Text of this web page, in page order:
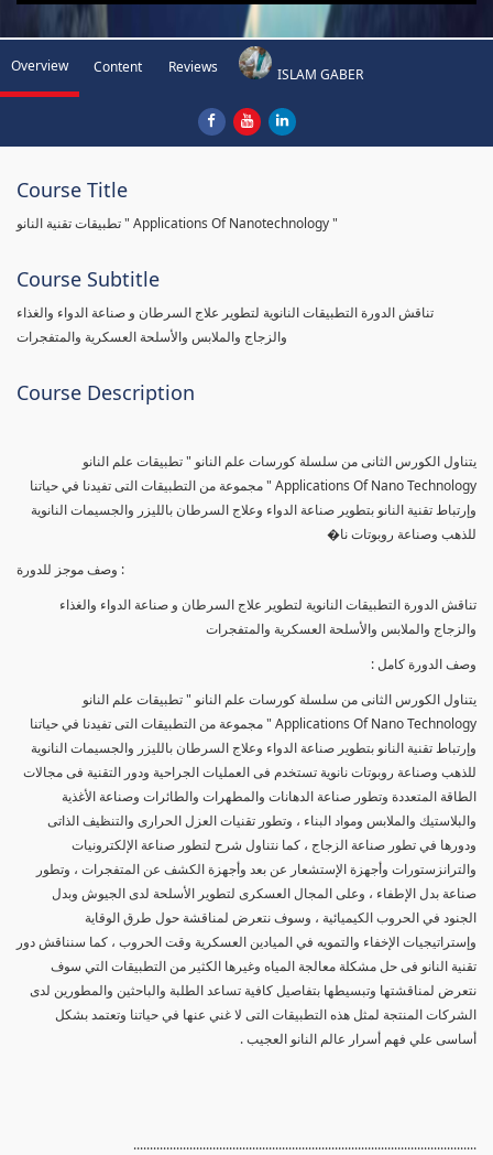
Overview Content Reviews ISLAM GABER
Course Title
تطبيقات تقنية النانو " Applications Of Nanotechnology "
Course Subtitle
تناقش الدورة التطبيقات النانوية لتطوير علاج السرطان و صناعة الدواء والغذاء
والزجاج والملابس والأسلحة العسكرية والمتفجرات
Course Description
يتناول الكورس الثانى من سلسلة كورسات علم النانو " تطبيقات علم النانو
Applications Of Nano Technology " مجموعة من التطبيقات التى تفيدنا في حياتنا
وإرتباط تقنية النانو بتطوير صناعة الدواء وعلاج السرطان بالليزر والجسيمات النانوية
للذهب وصناعة روبوتات نا�
وصف موجز للدورة :
تناقش الدورة التطبيقات النانوية لتطوير علاج السرطان و صناعة الدواء والغذاء
والزجاج والملابس والأسلحة العسكرية والمتفجرات
وصف الدورة كامل :
يتناول الكورس الثانى من سلسلة كورسات علم النانو " تطبيقات علم النانو
Applications Of Nano Technology " مجموعة من التطبيقات التى تفيدنا في حياتنا
وإرتباط تقنية النانو بتطوير صناعة الدواء وعلاج السرطان بالليزر والجسيمات النانوية
للذهب وصناعة روبوتات نانوية تستخدم فى العمليات الجراحية ودور التقنية فى مجالات
الطاقة المتعددة وتطور صناعة الدهانات والمطهرات والطائرات وصناعة الأغذية
والبلاستيك والملابس ومواد البناء ، وتطور تقنيات العزل الحرارى والتنظيف الذاتى
ودورها في تطور صناعة الزجاج ، كما نتناول شرح لتطور صناعة الإلكترونيات
والترانزستورات وأجهزة الإستشعار عن بعد وأجهزة الكشف عن المتفجرات ، وتطور
صناعة بدل الإطفاء ، وعلى المجال العسكرى لتطوير الأسلحة لدى الجيوش وبدل
الجنود في الحروب الكيميائية ، وسوف نتعرض لمناقشة حول طرق الوقاية
وإستراتيجيات الإخفاء والتمويه في الميادين العسكرية وقت الحروب ، كما سنناقش دور
تقنية النانو فى حل مشكلة معالجة المياه وغيرها الكثير من التطبيقات التي سوف
نتعرض لمناقشتها وتبسيطها بتفاصيل كافية تساعد الطلبة والباحثين والمطورين لدى
الشركات المنتجة لمثل هذه التطبيقات التى لا غني عنها في حياتنا وتعتمد بشكل
أساسى علي فهم أسرار عالم النانو العجيب .
........................................................................................................